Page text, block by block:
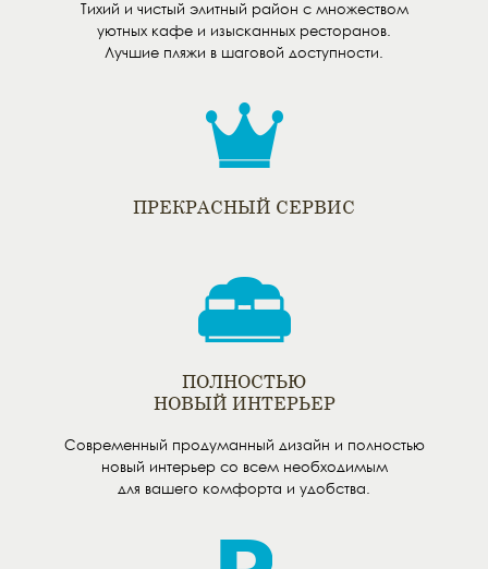
Тихий и чистый элитный район с множеством
уютных кафе и изысканных ресторанов.
Лучшие пляжи в шаговой доступности.
ПРЕКРАСНЫЙ СЕРВИС
ПОЛНОСТЬЮ
НОВЫЙ ИНТЕРЬЕР
Современный продуманный дизайн и полностью
новый интерьер со всем необходимым
для вашего комфорта и удобства.